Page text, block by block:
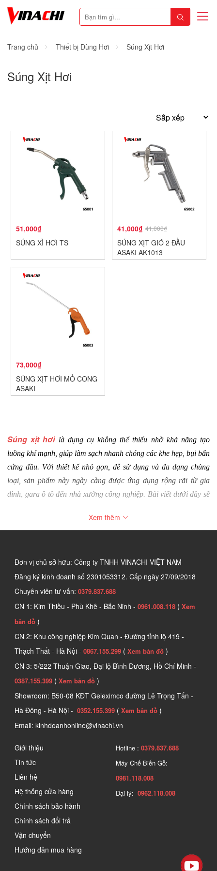
Trang chủ Thiết bị Dùng Hơi Súng Xịt Hơi
Súng Xịt Hơi
51,000₫
SÚNG XÌ HƠI TS
41,000₫ 41,000₫
SÚNG XỊT GIÓ 2 ĐẦU
ASAKI AK1013
73,000₫
SÚNG XỊT HƠI MỎ CONG
ASAKI
Súng xịt hơi là dụng cụ không thể thiếu nhờ khả năng tạo
luồng khí mạnh, giúp làm sạch nhanh chóng các khe hẹp, bụi bẩn
cứng đầu. Với thiết kế nhỏ gọn, dễ sử dụng và đa dạng chủng
loại, sản phẩm này ngày càng được ứng dụng rộng rãi từ gia
đình, gara ô tô đến nhà xưởng công nghiệp. Bài viết dưới đây sẽ
chọn loại súng xịt khí phù hợp cho nhu cầu của mình.
Súng xịt hơi (Air Blow Gun) hay còn được gọi là súng xịt khí,
súng xịt bụi, súng xịt hơi xì khô… là dụng cụ sử dụng nguồn khí
Nhờ thiết kế nhỏ gọn và lực khí nén mạnh, loại súng này đặc biệt
hữu ích trong việc vệ sinh những vị trí hẹp, góc khuất khó tiếp
cận bằng tay, ngày càng được ứng dụng rộng rãi trong công
nghiệp, gara sửa chữa và đời sống hàng ngày.
Tìm hiểu về súng xịt khí
Mặc dù trên thị trường hiện nay có nhiều mẫu mã và thương hiệu
khác nhau, nhưng loại súng này thường được thiết kế dựa trên 3
bộ phận chính là thân súng, cò súng và vòi phun.
Được thiết kế nhỏ gọn, chắc chắn, dễ cầm nắm và
Xem thêm
Đơn vị chủ sở hữu: Công ty TNHH VINACHI VIỆT NAM
Đăng ký kinh doanh số 2301053312. Cấp ngày 27/09/2018
Chuyên viên tư vấn: 0379.837.688
CN 1: Kim Thiều - Phù Khê - Bắc Ninh - 0961.008.118 ( Xem
bản đồ )
CN 2: Khu công nghiệp Kim Quan - Đường tỉnh lộ 419 -
Thạch Thất - Hà Nội - 0867.155.299 ( Xem bản đồ )
CN 3: 5/222 Thuận Giao, Đại lộ Bình Dương, Hồ Chí Minh -
0387.155.399 ( Xem bản đồ )
Showroom: B50-08 KĐT Geleximco đường Lê Trọng Tấn -
Hà Đông - Hà Nội - 0352.155.399 ( Xem bản đồ )
Email: kinhdoanhonline@vinachi.vn
Giới thiệu
Tin tức
Liên hệ
Hệ thống cửa hàng
Chính sách bảo hành
Chính sách đổi trả
Vận chuyển
Hướng dẫn mua hàng
Hotline : 0379.837.688
Máy Chế Biến Gỗ:
0981.118.008
Đại lý: 0962.118.008